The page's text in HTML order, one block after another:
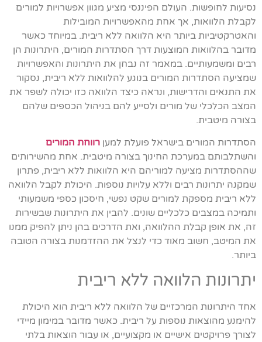
נסיעות לחופשות. העולם הפיננסי מציע מגוון אפשרויות למורים
לקבלת הלוואות, אך אחת מהאפשרויות המובילות
והאטרקטיביות ביותר היא הלוואה ללא ריבית. במיוחד כאשר
מדובר בהלוואות המוצעות דרך הסתדרות המורים, היתרונות הן
רבים ומשמעותיים. במאמר זה נבחן את היתרונות והאפשרויות
שמציעה הסתדרות המורים בנוגע להלוואות ללא ריבית, נסקור
את התנאים והדרישות, ונראה כיצד הלוואה כזו יכולה לשפר את
המצב הכלכלי של מורים ולסייע להם בניהול הכספים שלהם
בצורה מיטבית.
הסתדרות המורים בישראל פועלת למען רווחת המורים
והשתלבותם במערכת החינוך בצורה מיטבית. אחת מהשירותים
שההסתדרות מציעה למוריהם היא הלוואות ללא ריבית, פתרון
שמקנה יתרונות רבים וללא עלויות נוספות. היכולת לקבל הלוואה
ללא ריבית מספקת למורים שקט נפשי, חיסכון כספי משמעותי
ותמיכה במצבים כלכליים שונים. להבין את היתרונות שבשירות
זה, את אופן קבלת ההלוואה, ואת הדרכים בהן ניתן להפיק ממנו
את המיטב, חשוב מאוד כדי לנצל את ההזדמנות בצורה הטובה
ביותר.
יתרונות הלוואה ללא ריבית
אחד היתרונות המרכזיים של הלוואה ללא ריבית הוא היכולת
להימנע מהוצאות נוספות על ריבית. כאשר מדובר במימון מיידי
לצורך פרויקטים אישיים או מקצועיים, או עבור הוצאות בלתי